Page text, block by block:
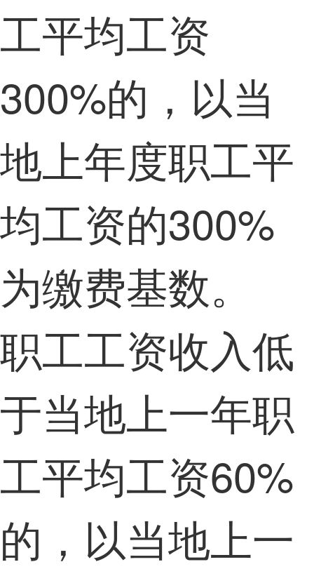
工平均工资
300%的，以当
地上年度职工平
均工资的300%
为缴费基数。
职工工资收入低
于当地上一年职
工平均工资60%
的，以当地上一